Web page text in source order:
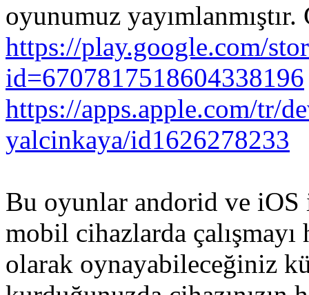
oyunumuz
https://play.google.com/
id=6707817518604338196
https://apps.apple.com/tr/
yalcinkaya/id1626278233
Bu oyunlar andorid ve
mobil cihazlarda
olarak oynayabileceğiniz